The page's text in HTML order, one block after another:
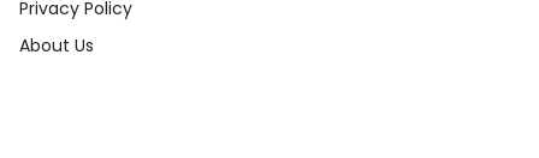
Privacy Policy
About Us